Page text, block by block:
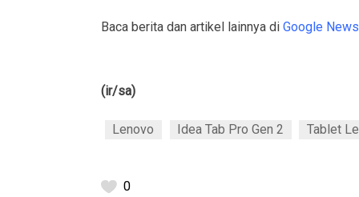
Baca berita dan artikel lainnya di Google News
(ir/sa)
Lenovo Idea Tab Pro Gen 2 Tablet
0